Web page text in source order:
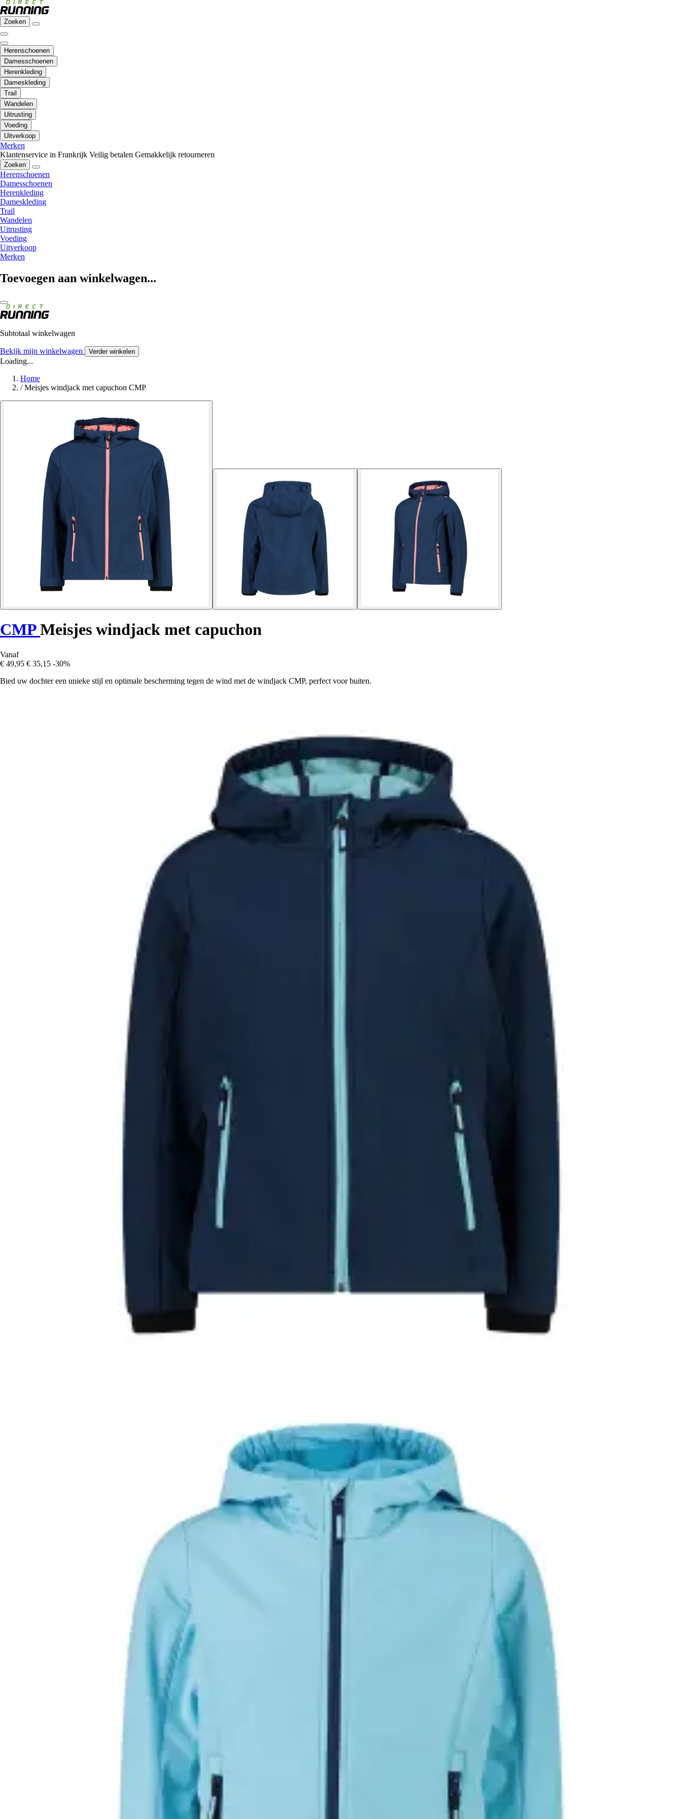
Zoeken
Herenschoenen
Damesschoenen
Herenkleding
Dameskleding
Trail
Wandelen
Uitrusting
Voeding
Uitverkoop
Merken
Klantenservice in Frankrijk Veilig betalen Gemakkelijk retourneren
Zoeken
Herenschoenen
Damesschoenen
Herenkleding
Dameskleding
Trail
Wandelen
Uitrusting
Voeding
Uitverkoop
Merken
Toevoegen aan winkelwagen...
Subtotaal winkelwagen
Bekijk mijn winkelwagen Verder winkelen
Loading...
Home
/ Meisjes windjack met capuchon CMP
CMPMeisjes windjack met capuchon
Vanaf
€ 49,95 € 35,15 -30%
Bied uw dochter een unieke stijl en optimale bescherming tegen de wind met de windjack CMP, perfect voor buiten.